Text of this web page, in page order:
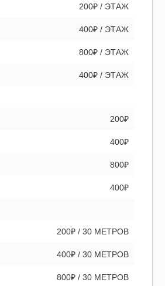
200₽ / ЭТАЖ
400₽ / ЭТАЖ
800₽ / ЭТАЖ
400₽ / ЭТАЖ
200₽
400₽
800₽
400₽
200₽ / 30 МЕТРОВ
400₽ / 30 МЕТРОВ
800₽ / 30 МЕТРОВ